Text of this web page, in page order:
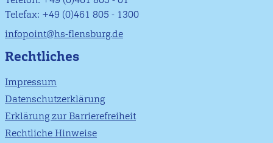
Telefax: +49 (0)461 805 - 1300
infopoint@hs-flensburg.de
Rechtliches
Impressum
Datenschutzerklärung
Erklärung zur Barrierefreiheit
Rechtliche Hinweise